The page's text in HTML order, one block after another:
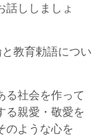
話ししましょ
教育勅語につい
る社会を作って
る親愛・敬愛を
のような心を